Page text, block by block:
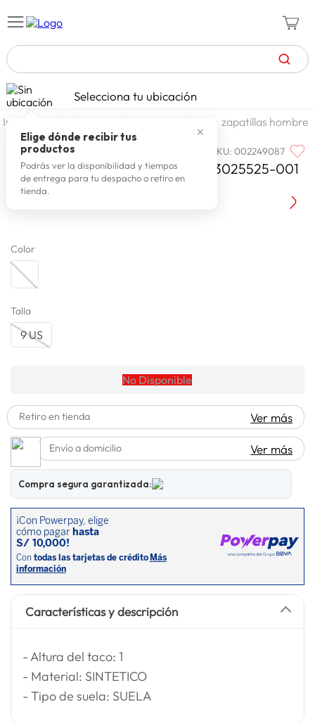
TÉRMINOS MÁS BUSCADOS
1. zapatillas mujer
2. celulares
3. zapatillas hombre
4. moda
7.
.
9.
10. lavadora
Selecciona tu ubicación
✕
Elige dónde recibir tus
productos
Podrás ver la disponibilidad y tiempos
de entrega para tu despacho o retiro en
tienda.
calzado y zapatillas zapatillas zapatillas hombre
UNDER ARMOUR SKU:002249087
Zapatilla Under Armour Zap Und 3025525-001
Ua Charged Rog
Color
Talla
9 US
No Disponible
Retiro en tienda Ver más
Envío a domicilio Ver más
Compra segura garantizada:
Características y descripción
- Altura del taco: 1
- Material: SINTETICO
- Tipo de suela: SUELA